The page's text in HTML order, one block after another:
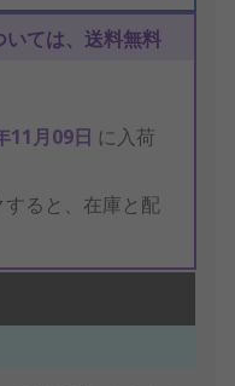
ては、送料無料
11月09日 に入荷
すると、在庫と配